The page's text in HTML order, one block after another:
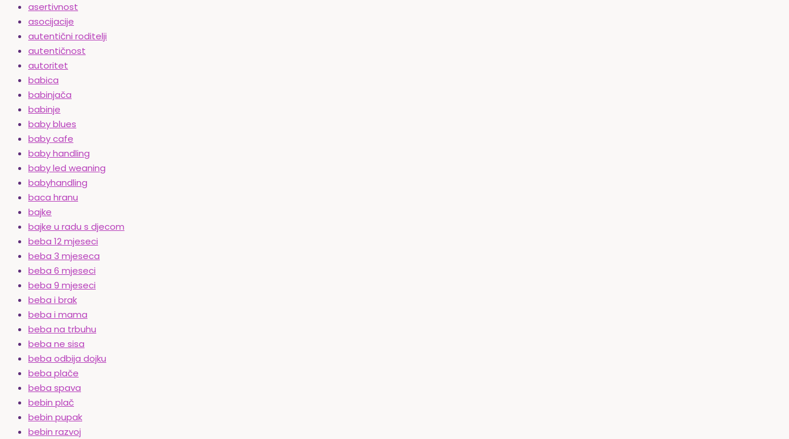
asertivnost
asocijacije
autentični roditelji
autentičnost
autoritet
babica
babinjača
babinje
baby blues
baby cafe
baby handling
baby led weaning
babyhandling
baca hranu
bajke
bajke u radu s djecom
beba 12 mjeseci
beba 3 mjeseca
beba 6 mjeseci
beba 9 mjeseci
beba i brak
beba i mama
beba na trbuhu
beba ne sisa
beba odbija dojku
beba plače
beba spava
bebin plač
bebin pupak
bebin razvoj